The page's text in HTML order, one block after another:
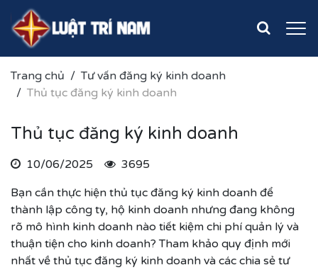
Trang chủ
Tư vấn đăng ký kinh doanh
Thủ tục đăng ký kinh doanh
Thủ tục đăng ký kinh doanh
10/06/2025
3695
Bạn cần thực hiện thủ tục đăng ký kinh doanh để
thành lập công ty, hộ kinh doanh nhưng đang không
rõ mô hình kinh doanh nào tiết kiệm chi phí quản lý và
thuận tiện cho kinh doanh? Tham khảo quy định mới
nhất về thủ tục đăng ký kinh doanh và các chia sẻ tư